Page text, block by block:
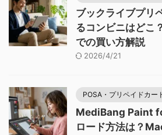
ブックライブプリ
るコンビニはどこ
での買い方解説
2026/4/21
POSA・プリペイドカー
MediBang Paint
ロード方法は？